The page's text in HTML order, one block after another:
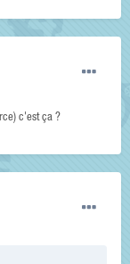
c'est ça ?